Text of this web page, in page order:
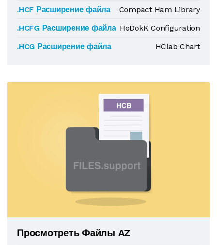
.HCF Расширение файла
Compact Ham Library
.HCFG Расширение файла HoDokK Configuration
.HCG Расширение файла
HClab Chart
Просмотреть Файлы AZ